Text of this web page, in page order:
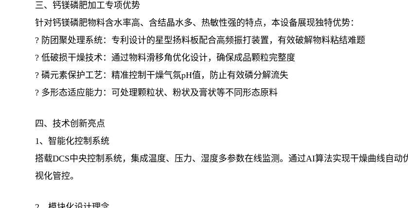
三、钙镁磷肥加工专项优势
针对钙镁磷肥物料含水率高、含结晶水多、热敏性强的特点，本设备展现独特优势：
? 防团聚处理系统：专利设计的星型扬料板配合高频振打装置，有效破解物料粘结难题
? 低破损干燥技术：通过物料滑移角优化设计，确保成品颗粒完整度
? 磷元素保护工艺：精准控制干燥气氛pH值，防止有效磷分解流失
? 多形态适应能力：可处理颗粒状、粉状及膏状等不同形态原料
四、技术创新亮点
1、智能化控制系统
搭载DCS中央控制系统，集成温度、压力、湿度多参数在线监测。通过AI算法实现干燥曲线自动
视化管控。